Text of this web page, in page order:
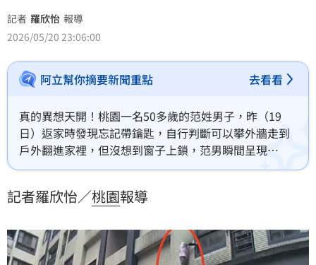
記者 羅欣怡 報導
2026/05/20 23:06:00
阿立幫你摘要新聞重點 去看看
真的異想天開！桃園一名50多歲的范姓男子，昨（19
日）返家時發現忘記帶鑰匙，自行判斷可以攀外牆走到
戶外翻進家裡，但沒想到窗子上鎖，范男瞬間呈現
「大」字型趴在牆上進退不得，最終狼狽地靠消防隊員
記者羅欣怡／桃園報導